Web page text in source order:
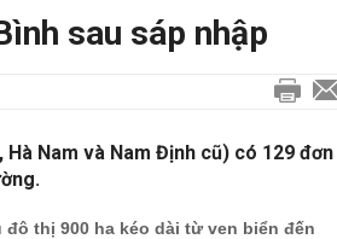
sau sáp nhập
Hà Nam và Nam Định cũ) có 129 đơn
thị 900 ha kéo dài từ ven biển đến